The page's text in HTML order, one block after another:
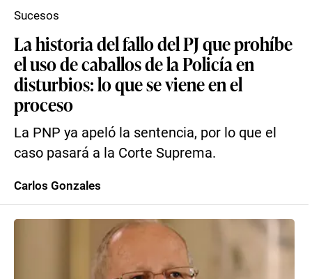
La historia del fallo del PJ que prohíbe
el uso de caballos de la Policía en
disturbios: lo que se viene en el
proceso
La PNP ya apeló la sentencia, por lo que el
caso pasará a la Corte Suprema.
Sucesos
Carlos Gonzales